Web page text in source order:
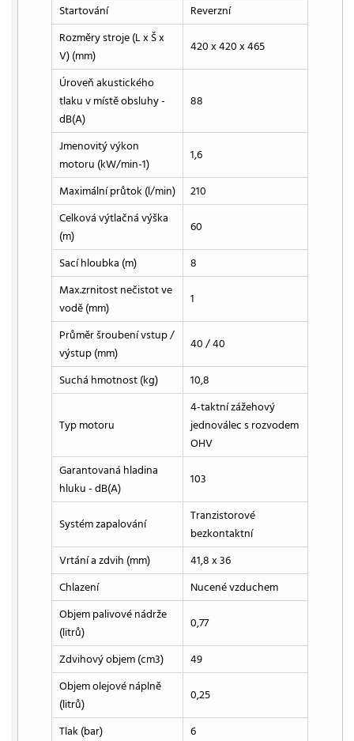
Startování
Reverzní
Rozměry stroje (L x Š x
V) (mm)
420 x 420 x 465
Úroveň akustického
tlaku v místě obsluhy -
dB(A)
88
Jmenovitý výkon
motoru (kW/min-1)
1,6
Maximální průtok (l/min)
210
Celková výtlačná výška
(m)
60
Sací hloubka (m)
8
Max.zrnitost nečistot ve
vodě (mm)
1
Průměr šroubení vstup /
výstup (mm)
40 / 40
Suchá hmotnost (kg)
10,8
Typ motoru
4-taktní zážehový
jednoválec s rozvodem
OHV
Garantovaná hladina
hluku - dB(A)
103
Systém zapalování
Tranzistorové
bezkontaktní
Vrtání a zdvih (mm)
41,8 x 36
Chlazení
Nucené vzduchem
Objem palivové nádrže
(litrů)
0,77
Zdvihový objem (cm3)
49
Objem olejové náplně
(litrů)
0,25
Tlak (bar)
6